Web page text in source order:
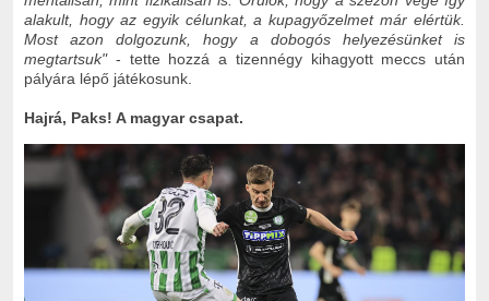
alakult, hogy az egyik célunkat, a kupagyőzelmet már elértük.
Most azon dolgozunk, hogy a dobogós helyezésünket is
megtartsuk"- tette hozzá a tizennégy kihagyott meccs után
pályára lépő játékosunk.
Hajrá, Paks! A magyar csapat.